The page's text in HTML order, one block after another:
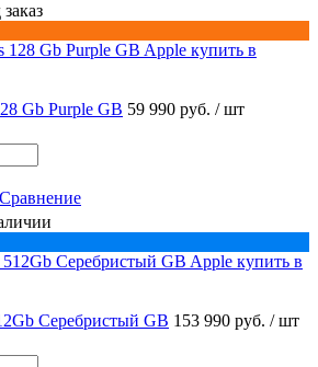
Gb Purple GB 59 990 руб. / шт
Сравнение
Серебристый GB 153 990 руб. / шт